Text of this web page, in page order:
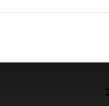
Formule 1 v kraťasech: